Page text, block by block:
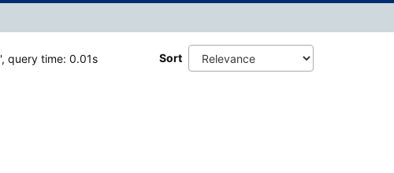
', query time: 0.01s Sort